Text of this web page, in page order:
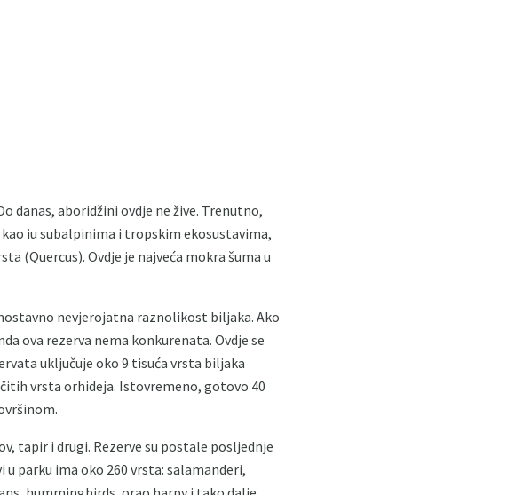
danas, aboridžini ovdje ne žive. Trenutno,
iu subalpinima i tropskim ekosustavima,
(Quercus). Ovdje je najveća mokra šuma u
nevjerojatna raznolikost biljaka. Ako
ova rezerva nema konkurenata. Ovdje se
uključuje oko 9 tisuća vrsta biljaka
vrsta orhideja. Istovremeno, gotovo 40
tapir i drugi. Rezerve su postale posljednje
parku ima oko 260 vrsta: salamanderi,